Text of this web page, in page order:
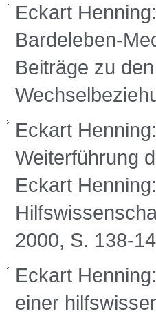
Eckart
Bardeleben-
Beiträge zu
Eckart
Weiterführung
Eckart
2000, S. 138-
Eckart
einer